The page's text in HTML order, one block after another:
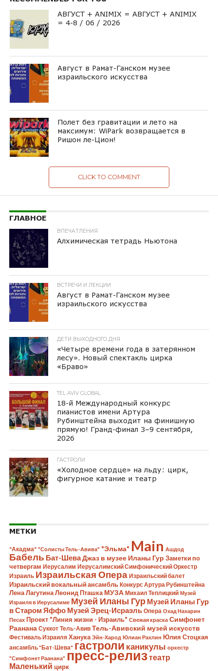
АВГУСТ + ANIMIX = АВГУСТ + ANIMIX
= 4-8 / 06 / 2026
Август в Рамат-Ганском музее
израильского искусства
Полет без гравитации и лето на
максимум: WiPark возвращается в
Ришон ле-Цион!
CLICK TO COMMENT
ГЛАВНОЕ
ВПЕЧАТЛЕНИЯ
Алхимическая тетрадь Ньютона
ВСТРЕЧИ И ЛЕКЦИИ
Август в Рамат-Ганском музее
израильского искусства
ДЕТИ ВЫХОДНОГО ДНЯ
«Четыре времени года в затерянном
лесу». Новый спектакль цирка
«Браво»
TEL AVIV GLOBAL
18-й Международный конкурс
пианистов имени Артура
Рубинштейна выходит на финишную
прямую! Гранд-финал 3–9 сентября,
2026
ГАСТРОЛИ
«Холодное сердце» на льду: цирк,
фигурное катание и театр
МЕТКИ
"Акадма" "Солисты Тель-Авива" "Эльма" Main Ашдод
Бабель Бат-ШеваДжаз в музее Иланы Гур Заметки по
четвергам Иерусалим Иерусалимский Симфонический Оркестр
Израиль Израильская Опера Израильский балет
Израильский вокальный ансамбль Конкурс Артура Рубинштейна
Лена Лагутина Леонид Пташка МУЗА Михаил Теплицкий Музей
Израиля в Иерусалиме Музей Иланы Гур Музей Иланы Гур
в Старом Яффо Музей Эрец-Исраэль Опера Охад Нахарин
Песах Проект "Линия жизни - Израиль" Свежая краска Симфонет
Раанана Суккот Тель-Авив Тель-Авивский музей искусств
Фестиваль Израиля Ханука Эйн-Харод Юлиан Рахлин Юлия Стоцкая
ансамбль "Бат-Шева" гастроли каникулы оркестр
"Симфонет Раанана" пресс-релизтеатр
Маленький цирк